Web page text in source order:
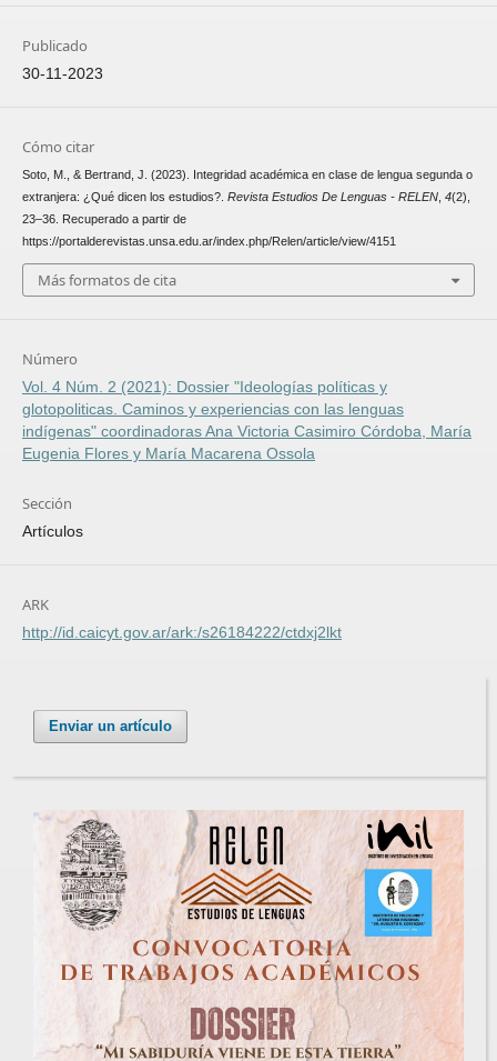
Publicado
30-11-2023
Cómo citar
Soto, M., & Bertrand, J. (2023). Integridad académica en clase de lengua segunda o
extranjera: ¿Qué dicen los estudios?. Revista Estudios De Lenguas - RELEN, 4(2),
23–36. Recuperado a partir de
https://portalderevistas.unsa.edu.ar/index.php/Relen/article/view/4151
Más formatos de cita
Número
Vol. 4 Núm. 2 (2021): Dossier "Ideologías políticas y
glotopoliticas. Caminos y experiencias con las lenguas
indígenas" coordinadoras Ana Victoria Casimiro Córdoba, María
Eugenia Flores y María Macarena Ossola
Sección
Artículos
ARK
http://id.caicyt.gov.ar/ark:/s26184222/ctdxj2lkt
Enviar un artículo